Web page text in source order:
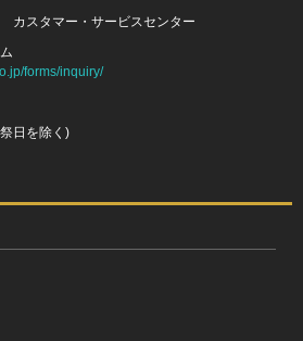
カスタマー・サービスセンター
forms/inquiry/
日を除く)